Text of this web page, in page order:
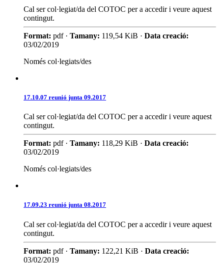
Cal ser col·legiat/da del COTOC per a accedir i veure aquest
contingut.
Format: pdf · Tamany: 119,54 KiB · Data creació:
03/02/2019
Només col·legiats/des
17.10.07 reunió junta 09.2017
Cal ser col·legiat/da del COTOC per a accedir i veure aquest
contingut.
Format: pdf · Tamany: 118,29 KiB · Data creació:
03/02/2019
Només col·legiats/des
17.09.23 reunió junta 08.2017
Cal ser col·legiat/da del COTOC per a accedir i veure aquest
contingut.
Format: pdf · Tamany: 122,21 KiB · Data creació:
03/02/2019